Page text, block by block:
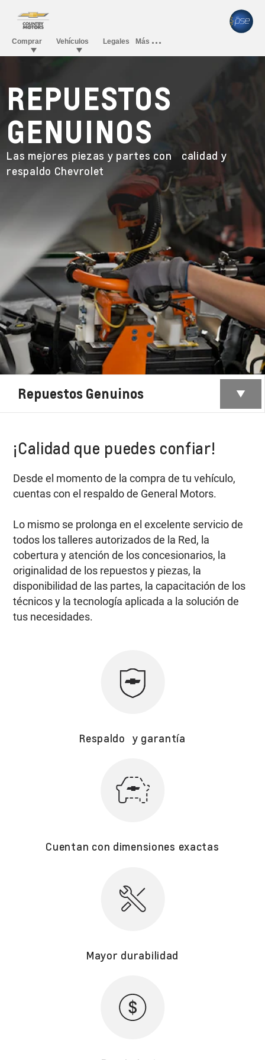
REPUESTOS
GENUINOS
Las mejores piezas y partes con calidad y
respaldo Chevrolet
Repuestos Genuinos
¡Calidad que puedes confiar!
Desde el momento de la compra de tu vehículo,
cuentas con el respaldo de General Motors.
Lo mismo se prolonga en el excelente servicio de
todos los talleres autorizados de la Red, la
cobertura y atención de los concesionarios, la
originalidad de los repuestos y piezas, la
disponibilidad de las partes, la capacitación de los
técnicos y la tecnología aplicada a la solución de
tus necesidades.
Respaldo y garantía
Cuentan con dimensiones exactas
Mayor durabilidad